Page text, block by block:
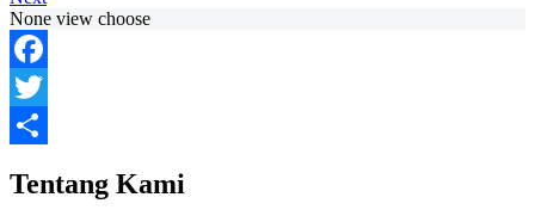
None view choose
Facebook
Twitter
Tentang Kami